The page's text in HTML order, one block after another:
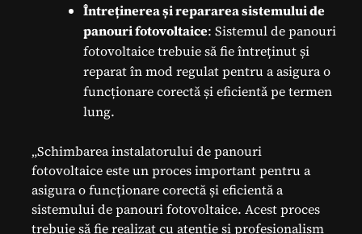
Întreținerea și repararea sistemului de
panouri fotovoltaice: Sistemul de panouri
fotovoltaice trebuie să fie întreținut și
reparat în mod regulat pentru a asigura o
funcționare corectă și eficientă pe termen
lung.
„Schimbarea instalatorului de panouri
fotovoltaice este un proces important pentru a
asigura o funcționare corectă și eficientă a
sistemului de panouri fotovoltaice. Acest proces
trebuie să fie realizat cu atenție și profesionalism